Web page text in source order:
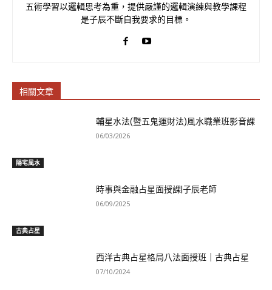
五術學習以邏輯思考為重，提供嚴謹的邏輯演練與教學課程
是子辰不斷自我要求的目標。
相關文章
陽宅風水
輔星水法(暨五鬼運財法)風水職業班影音課
06/03/2026
古典占星
時事與金融占星面授課|子辰老師
06/09/2025
西洋古典占星格局八法面授班｜古典占星
07/10/2024